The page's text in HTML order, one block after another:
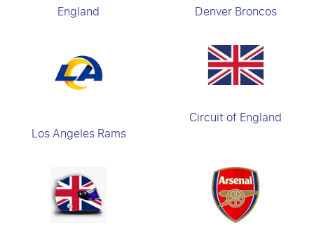
England Denver Broncos
Los Angeles Rams
Circuit of England